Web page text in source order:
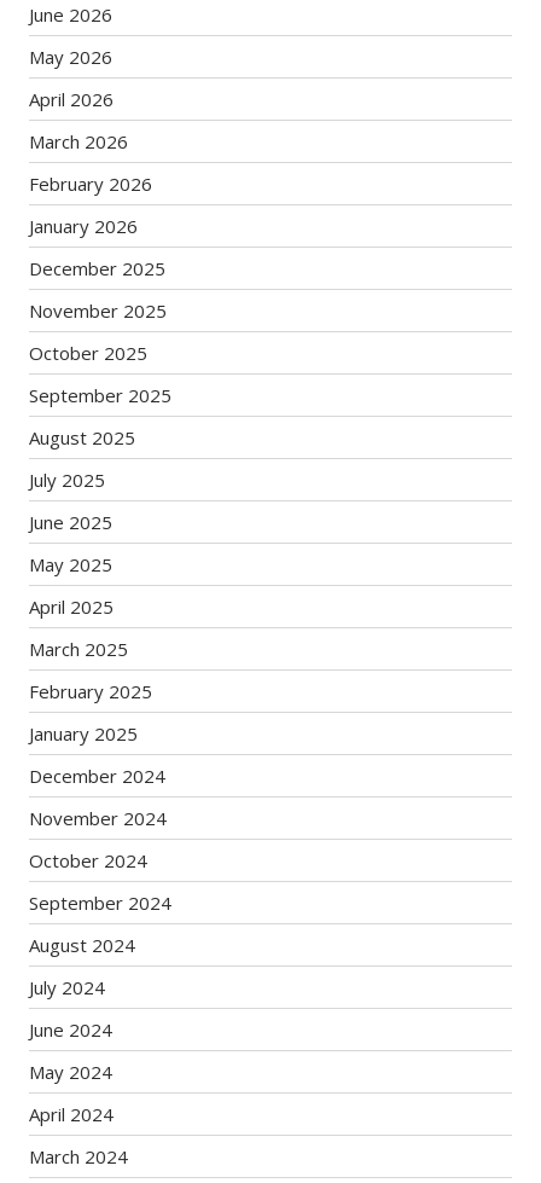
June 2026
May 2026
April 2026
March 2026
February 2026
January 2026
December 2025
November 2025
October 2025
September 2025
August 2025
July 2025
June 2025
May 2025
April 2025
March 2025
February 2025
January 2025
December 2024
November 2024
October 2024
September 2024
August 2024
July 2024
June 2024
May 2024
April 2024
March 2024